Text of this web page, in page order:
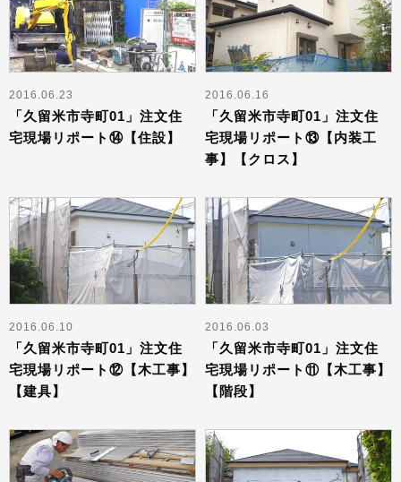
2016.06.23
「久留米市寺町01」注文住
宅現場リポート⑭【住設】
2016.06.16
「久留米市寺町01」注文住
宅現場リポート⑬【内装工
事】【クロス】
2016.06.10
「久留米市寺町01」注文住
宅現場リポート⑫【木工事】
【建具】
2016.06.03
「久留米市寺町01」注文住
宅現場リポート⑪【木工事】
【階段】